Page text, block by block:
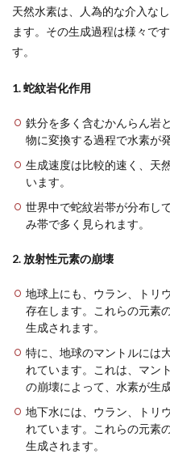
天然水素は、人為的な介入な
ます。その生成過程は様々で
す。
1. 蛇紋岩化作用
鉄分を多く含むかんらん岩
物に変換する過程で水素が
生成速度は比較的速く、天
います。
世界中で蛇紋岩帯が分布し
み帯で多く見られます。
2. 放射性元素の崩壊
地球上にも、ウラン、トリ
存在します。これらの元素
生成されます。
特に、地球のマントルには
れています。これは、マン
の崩壊によって、水素が生
地下水には、ウラン、トリ
れています。これらの元素
生成されます。